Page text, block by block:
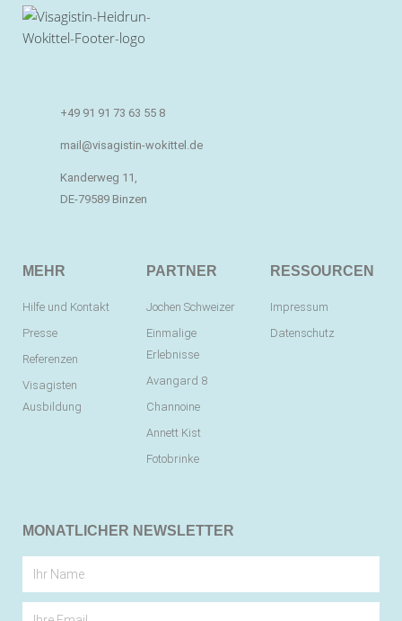
+49 91 91 73 63 55 8
mail@visagistin-wokittel.de
Kanderweg 11,
DE-79589 Binzen
MEHR
Hilfe und Kontakt
Presse
Referenzen
Visagisten
Ausbildung
PARTNER
Jochen Schweizer
Einmalige
Erlebnisse
Avangard 8
Channoine
Annett Kist
Fotobrinke
RESSOURCEN
Impressum
Datenschutz
MONATLICHER NEWSLETTER